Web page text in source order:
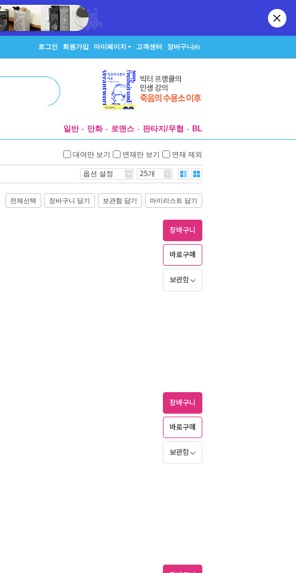
로그인 회원가입 마이페이지 고객센터 장바구니(0)
일반 만화 로맨스 판타지/무협 BL
대여만 보기 연재만 보기 연재 제외
옵션 설정 25개
전체선택 장바구니 담기 보관함 담기 마이리스트 담기
장바구니
바로구매
보관함
장바구니
바로구매
보관함